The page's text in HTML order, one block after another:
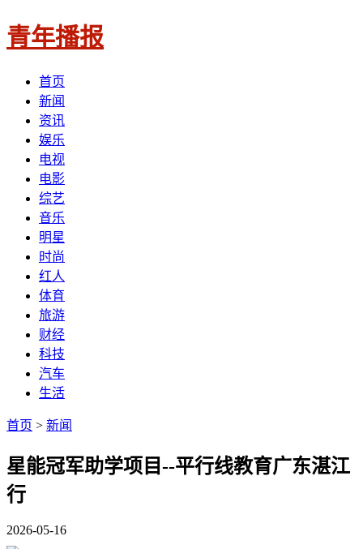
青年播报
首页
新闻
资讯
娱乐
电视
电影
综艺
音乐
明星
时尚
红人
体育
旅游
财经
科技
汽车
生活
首页 > 新闻
星能冠军助学项目--平行线教育广东湛江
行
2026-05-16